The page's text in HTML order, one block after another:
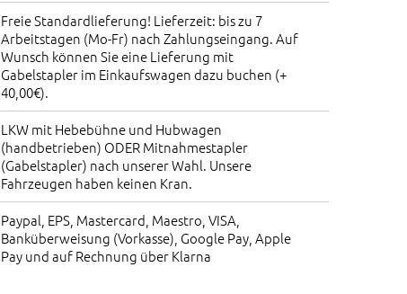
Freie Standardlieferung! Lieferzeit: bis zu 7
Arbeitstagen (Mo-Fr) nach Zahlungseingang. Auf
Wunsch können Sie eine Lieferung mit
Gabelstapler im Einkaufswagen dazu buchen (+
40,00€).
LKW mit Hebebühne und Hubwagen
(handbetrieben) ODER Mitnahmestapler
(Gabelstapler) nach unserer Wahl. Unsere
Fahrzeugen haben keinen Kran.
Paypal, EPS, Mastercard, Maestro, VISA,
Banküberweisung (Vorkasse), Google Pay, Apple
Pay und auf Rechnung über Klarna